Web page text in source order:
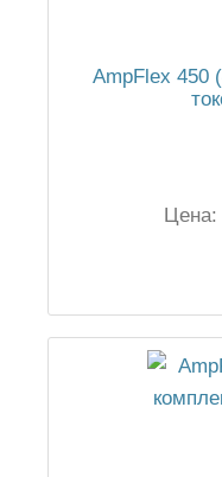
AmpFlex 450
Цена: